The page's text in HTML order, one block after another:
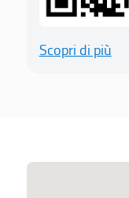
Scopri di più